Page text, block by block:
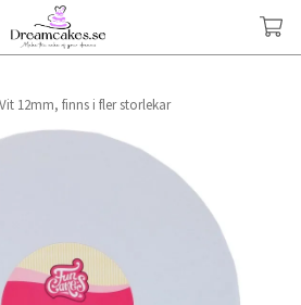
12mm, finns i fler storlekar